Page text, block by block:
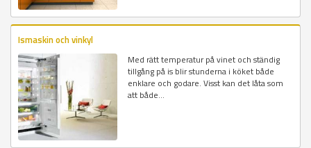
Ismaskin och vinkyl
Med rätt temperatur på vinet och ständig
tillgång på is blir stunderna i köket både
enklare och godare. Visst kan det låta som
att både...